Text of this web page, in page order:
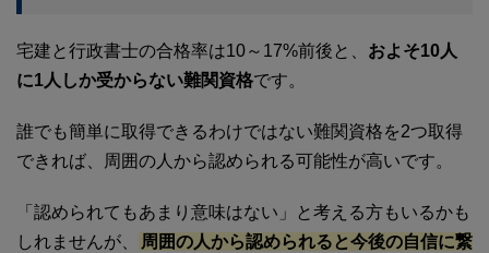
宅建と行政書士の合格率は10～17%前後と、 およそ10人
に1人しか受からない難関資格です。
誰でも簡単に取得できるわけではない難関資格を2つ取得
できれば、周囲の人から認められる可能性が高いです。
「認められてもあまり意味はない」と考える方もいるかも
しれませんが、
周囲の人から認められると今後の自信に繋